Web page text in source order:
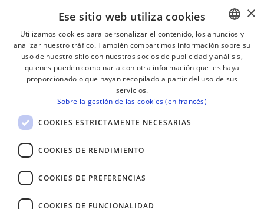
¡RECIBE NUESTROS BOLETINES!
Suscribirse
BASQUE
FRENCH
×
Ese sitio web utiliza cookies
Utilizamos cookies para personalizar el contenido, los anuncios y
analizar nuestro tráfico. También compartimos información sobre su
uso de nuestro sitio con nuestros socios de publicidad y análisis,
quienes pueden combinarla con otra información que les haya
proporcionado o que hayan recopilado a partir del uso de sus
servicios.
Sobre la gestión de las cookies (en francés)
COOKIES ESTRICTAMENTE NECESARIAS
COOKIES DE RENDIMIENTO
COOKIES DE PREFERENCIAS
COOKIES DE FUNCIONALIDAD